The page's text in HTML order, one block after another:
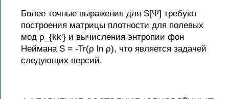
Более точные выражения для S[Ψ] требуют
построения матрицы плотности для полевых
мод ρ_{kk'} и вычисления энтропии фон
Неймана S = -Tr(ρ ln ρ), что является задачей
следующих версий.